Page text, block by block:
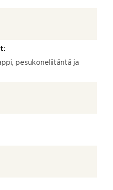
pesukoneliitäntä ja